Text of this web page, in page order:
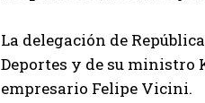
La delegación de
Deportes y de su ministro
empresario Felipe Vicini.